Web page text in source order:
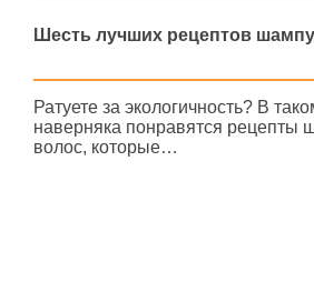
Шесть лучших рецептов
Ратуете за экологичность? В
наверняка понравятся рецепты
волос, которые…